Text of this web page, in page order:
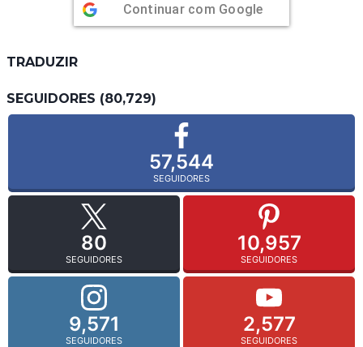
Continuar com Google
TRADUZIR
SEGUIDORES (80,729)
57,544
SEGUIDORES
80
SEGUIDORES
10,957
SEGUIDORES
9,571
SEGUIDORES
2,577
SEGUIDORES